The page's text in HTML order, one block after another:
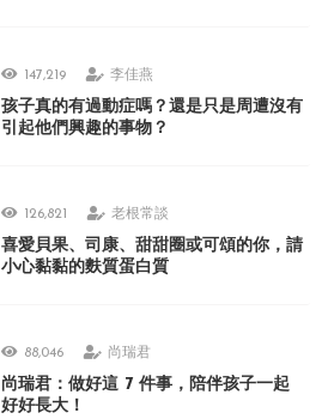
147,219 李佳燕
孩子真的有過動症嗎？還是只是周遭沒有
引起他們興趣的事物？
126,821 老根常談
喜愛貝果、司康、甜甜圈或可頌的你，請
小心黏黏的麩質蛋白質
88,046 尚瑞君
尚瑞君：做好這 7 件事，陪伴孩子一起
好好長大！